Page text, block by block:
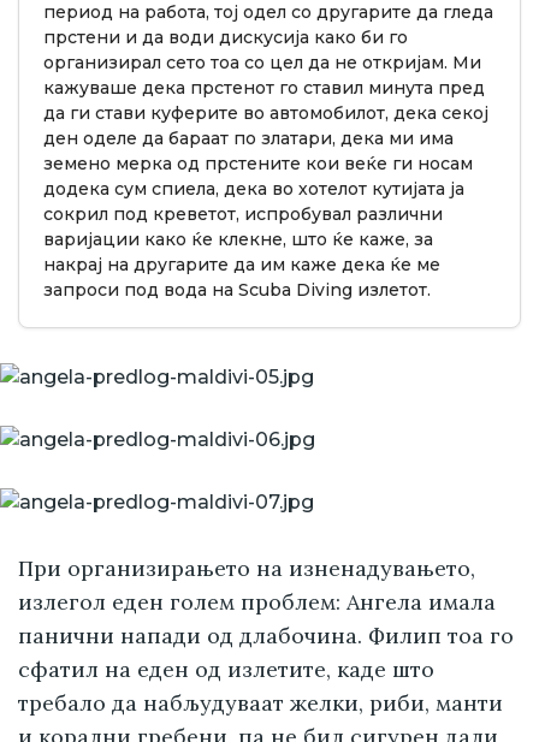
период на работа, тој одел со другарите да гледа
прстени и да води дискусија како би го
организирал сето тоа со цел да не откријам. Ми
кажуваше дека прстенот го ставил минута пред
да ги стави куферите во автомобилот, дека секој
ден оделе да бараат по златари, дека ми има
земено мерка од прстените кои веќе ги носам
додека сум спиела, дека во хотелот кутијата ја
сокрил под креветот, испробувал различни
варијации како ќе клекне, што ќе каже, за
накрај на другарите да им каже дека ќе ме
запроси под вода на Scuba Diving излетот.
При организирањето на изненадувањето,
излегол еден голем проблем: Ангела имала
панични напади од длабочина. Филип тоа го
сфатил на еден од излетите, каде што
требало да набљудуваат желки, риби, манти
и корални гребени, па не бил сигурен дали